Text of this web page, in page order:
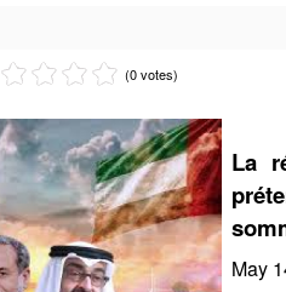
(0 votes)
La
May